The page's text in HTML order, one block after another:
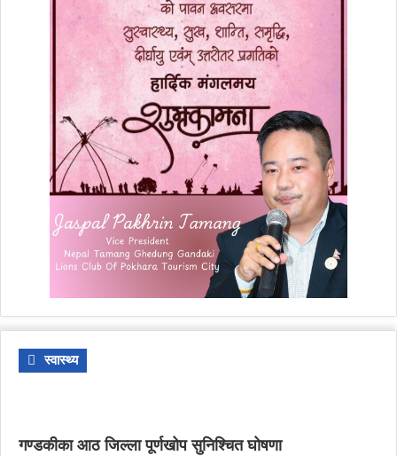
स्वास्थ्य
गण्डकीका आठ जिल्ला पूर्णखोप सुनिश्चित घोषणा